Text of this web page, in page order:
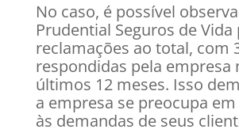
No caso, é possível
Prudential Seguros de Vida
reclamações ao total, com
respondidas pela empresa
últimos 12 meses. Isso
a empresa se preocupa
às demandas de seus